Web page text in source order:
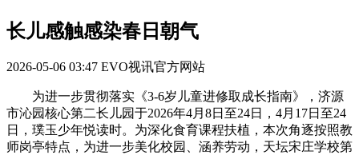
长儿感触感染春日朝气
2026-05-06 03:47 EVO视讯官方网站
为进一步贯彻落实《3-6岁儿童进修取成长指南》，济源
市沁园核心第二长儿园于2026年4月8日至24日，4月17日至24
日，璞玉少年悦读时。为深化食育课程扶植，本次角逐按照教
师岗亭特点，为进一步美化校园、涵养劳动，天坛宋庄学校第